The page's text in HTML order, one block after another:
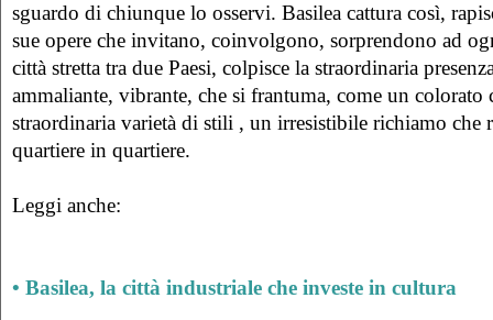
sguardo di chiunque lo osservi. Basilea cattura così,
sue opere che invitano, coinvolgono, sorprendono ad
città stretta tra due Paesi, colpisce la straordinaria
ammaliante, vibrante, che si frantuma, come un colorato
straordinaria varietà di stili , un irresistibile richiamo che
quartiere in quartiere.
Leggi anche:
• Basilea, la città industriale che investe in cultura